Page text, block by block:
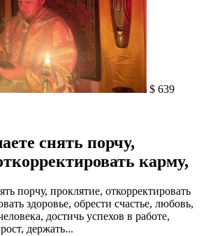
$ 639
снять порчу,
карму,
порчу, проклятие, откорректировать
здоровье, обрести счастье, любовь,
достичь успехов в работе,
держать...